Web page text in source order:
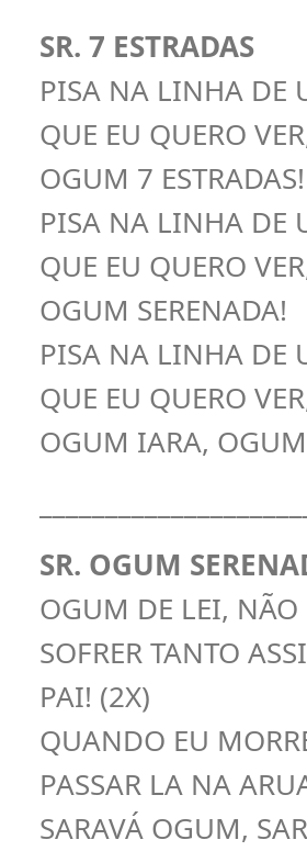
SR. 7 ESTRADAS
PISA NA LINHA DE
QUE EU QUERO
OGUM 7 ESTRADAS!
PISA NA LINHA DE
QUE EU QUERO
OGUM SERENADA!
PISA NA LINHA DE
QUE EU QUERO
OGUM IARA,
SR. OGUM
OGUM DE LEI, NÃO
SOFRER TANTO
PAI! (2X)
QUANDO EU
PASSAR LA NA
SARAVÁ OGUM,